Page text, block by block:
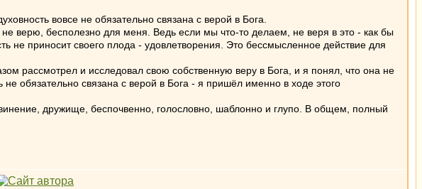
вовсе не обязательно связана с верой в Бога.
верю, бесполезно для меня. Ведь если мы что-то делаем, не веря в это - как бы
не приносит своего плода - удовлетворения. Это бессмысленное действие для
рассмотрел и исследовал свою собственную веру в Бога, и я понял, что она не
обязательно связана с верой в Бога - я пришёл именно в ходе этого
дружище, беспочвенно, голословно, шаблонно и глупо. В общем, полный